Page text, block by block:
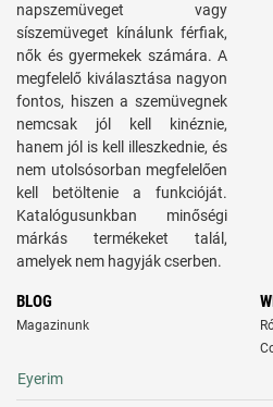
napszemüveget vagy
síszemüveget kínálunk férfiak,
nők és gyermekek számára. A
megfelelő kiválasztása nagyon
fontos, hiszen a szemüvegnek
nemcsak jól kell kinéznie,
hanem jól is kell illeszkednie, és
nem utolsósorban megfelelően
kell betöltenie a funkcióját.
Katalógusunkban minőségi
márkás termékeket talál,
amelyek nem hagyják cserben.
BLOG
Magazinunk
Eyerim